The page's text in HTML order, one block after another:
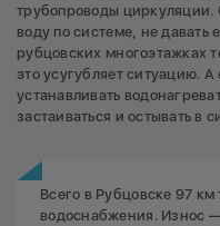
трубопроводы
воду по системе, не давать
рубцовских многоэтажках
это усугубляет ситуацию.
устанавливать
застаиваться и остывать в
Всего в Рубцовске 97 км
водоснабжения. Износ